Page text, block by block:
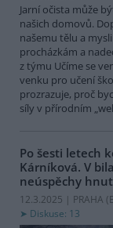
Jarní očista může
našich domovů.
našemu tělu a
procházkám a
z týmu Učíme se
venku pro učení
prozrazuje, proč
síly v přírodním
Po šesti letech
Kárníková. V
neúspěchy
12.3.2025 | PRAHA (
Diskuse: 13